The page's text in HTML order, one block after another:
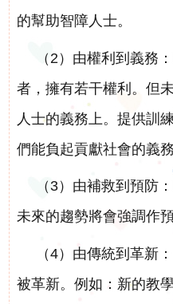
的幫助智障人士。
（2）由權利到義務
者，擁有若干權利。但
人士的義務上。提供訓
們能負起貢獻社會的義務
（3）由補救到預防
未來的趨勢將會強調作
（4）由傳統到革新
被革新。例如：新的教